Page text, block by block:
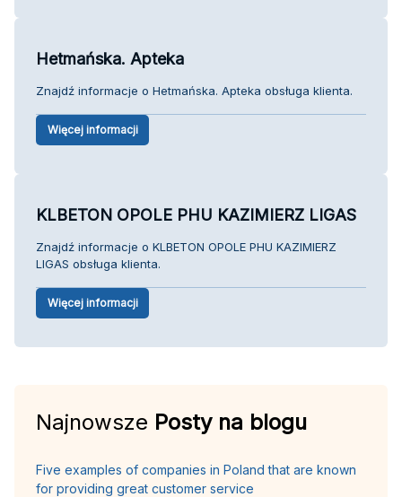
Hetmańska. Apteka
Znajdź informacje o Hetmańska. Apteka obsługa klienta.
Więcej informacji
KLBETON OPOLE PHU KAZIMIERZ LIGAS
Znajdź informacje o KLBETON OPOLE PHU KAZIMIERZ
LIGAS obsługa klienta.
Więcej informacji
Najnowsze Posty na blogu
Five examples of companies in Poland that are known
for providing great customer service